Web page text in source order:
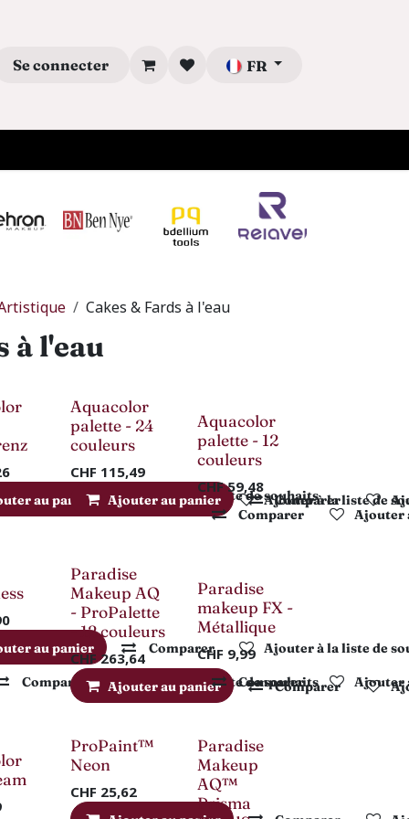
Se connecter FR
Cakes & Fards à l'eau
à l'eau
Comparer Ajouter à la liste de souhaits
au panier Comparer Ajouter à la liste de
Nouveau !
Aquacolor
palette - 24
couleurs
CHF 115,49
Ajouter au panier Comparer
Nouveau !
Aquacolor
palette - 12
couleurs
CHF59,48
Comparer Ajouter
Comparer Ajouter à la liste de souhaits
au panier Comparer Ajouter à la liste de
Paradise
Makeup AQ
- ProPalette
- 12 couleurs
CHF263,64
Ajouter au panier Comparer
Paradise
makeup FX -
Métallique
CHF 9,99
Comparer Ajouter
-50%
ProPaint™
Neon
CHF 25,62
Paradise
Makeup
AQ™
Prisma